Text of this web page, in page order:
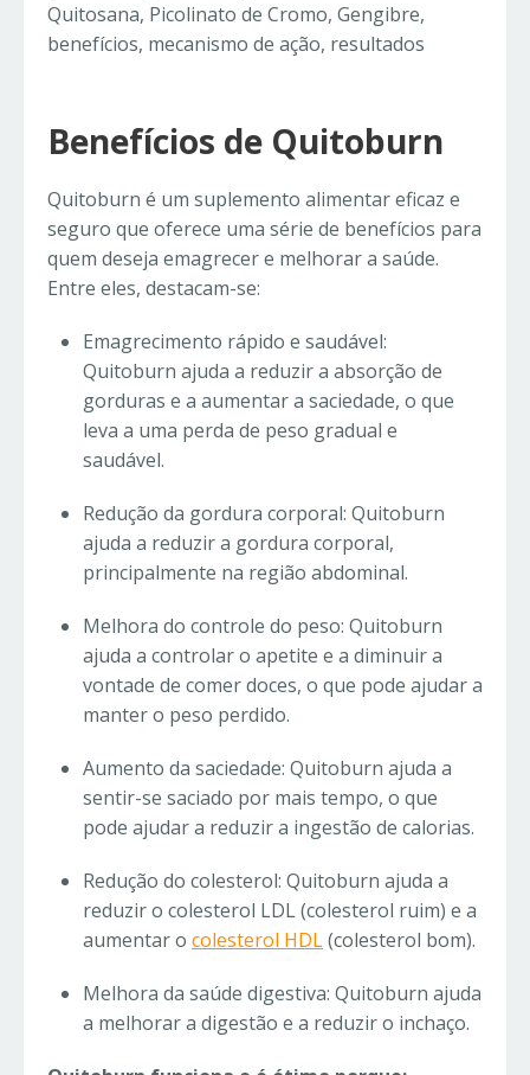
Quitosana, Picolinato de Cromo, Gengibre,
benefícios, mecanismo de ação, resultados
Benefícios de Quitoburn
Quitoburn é um suplemento alimentar eficaz e
seguro que oferece uma série de benefícios para
quem deseja emagrecer e melhorar a saúde.
Entre eles, destacam-se:
Emagrecimento rápido e saudável:
Quitoburn ajuda a reduzir a absorção de
gorduras e a aumentar a saciedade, o que
leva a uma perda de peso gradual e
saudável.
Redução da gordura corporal: Quitoburn
ajuda a reduzir a gordura corporal,
principalmente na região abdominal.
Melhora do controle do peso: Quitoburn
ajuda a controlar o apetite e a diminuir a
vontade de comer doces, o que pode ajudar a
manter o peso perdido.
Aumento da saciedade: Quitoburn ajuda a
sentir-se saciado por mais tempo, o que
pode ajudar a reduzir a ingestão de calorias.
Redução do colesterol: Quitoburn ajuda a
reduzir o colesterol LDL (colesterol ruim) e a
aumentar o colesterol HDL(colesterol bom).
Melhora da saúde digestiva: Quitoburn ajuda
a melhorar a digestão e a reduzir o inchaço.